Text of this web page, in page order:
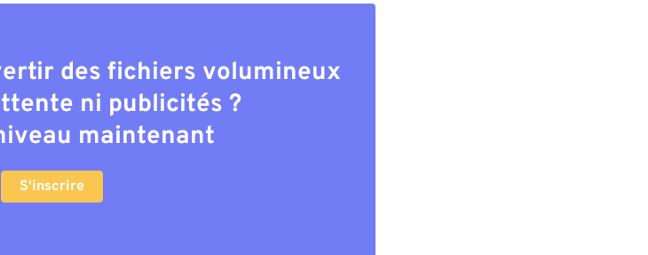
des fichiers volumineux
ni publicités ?
maintenant
S'inscrire